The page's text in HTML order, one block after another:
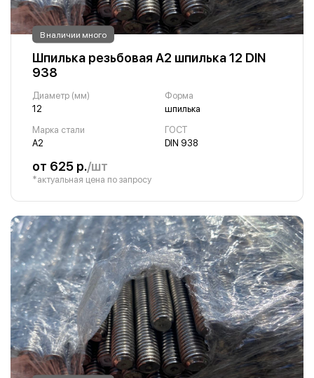
В наличии много
Шпилька резьбовая А2 шпилька 12 DIN
938
Диаметр (мм)
12
Форма
шпилька
Марка стали
А2
ГОСТ
DIN 938
от 625 р./шт
*актуальная цена по запросу